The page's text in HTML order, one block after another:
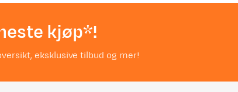
kjøp*!
eksklusive tilbud og mer!